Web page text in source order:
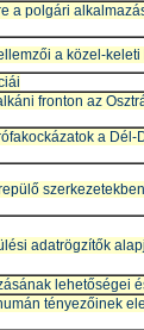
a polgári
a közel-
fronton az
a
szerkezetekben
adatrögzítők
lehetőségei
tényezőinek